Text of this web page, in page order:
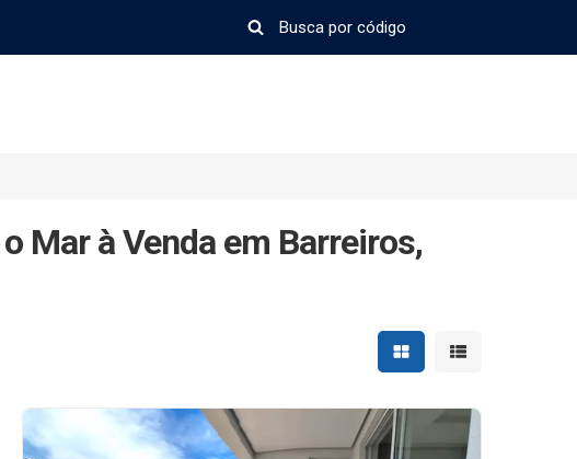
Mar à Venda em Barreiros,
Mostrar resultados em
Mostrar